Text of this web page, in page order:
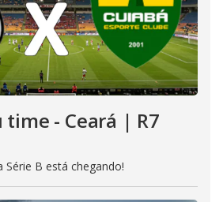
time - Ceará | R7
B está chegando!